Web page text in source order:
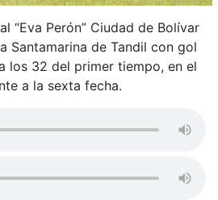
“Eva Perón” Ciudad de Bolívar
Santamarina de Tandil con gol
los 32 del primer tiempo, en el
a la sexta fecha.